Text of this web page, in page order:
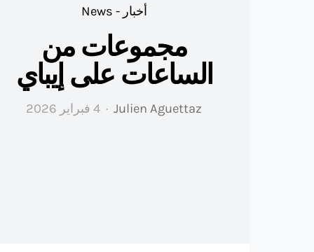
أخبار - News
مجموعات من
الساعات على إيباي
Julien Aguettaz 4 فبراير 2026